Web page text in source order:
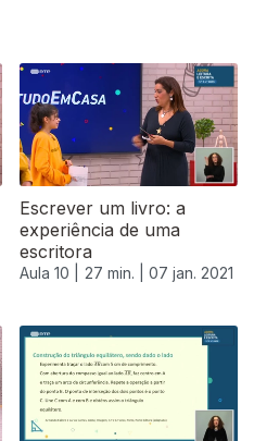
Escrever um livro: a
experiência de uma
escritora
Aula 10 | 27 min. | 07 jan. 2021